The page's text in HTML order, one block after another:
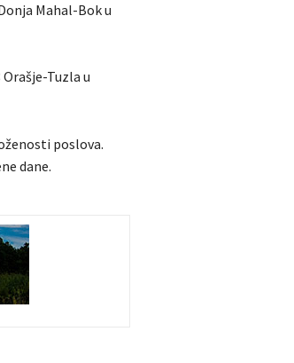
Mahal-Bok u
Tuzla u
poslova.
dane.